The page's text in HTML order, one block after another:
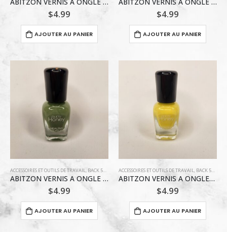
$4.99
AJOUTER AU PANIER
$4.99
AJOUTER AU PANIER
ACCESSOIRES ET OUTILS DE TRAVAIL, BACK 5$ ET MOINS ,MAQUILLAGE / VERNIS À ONGLE,VERNIS
ABITZON VERNIS A ONGLE / VERT POMME
$4.99
AJOUTER AU PANIER
ACCESSOIRES ET OUTILS DE TRAVAIL, BACK 5$ ET MOINS
ABITZON VERNIS A ONGLES / JAUNE
$4.99
AJOUTER AU PANIER